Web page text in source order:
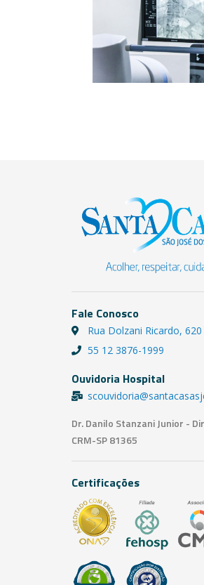
Fale Conosco
Rua Dolzani Ricardo,
55 12 3876-1999
Ouvidoria Hospital
Dr. Danilo Stanzani Junior -
CRM-SP 81365
Certificações